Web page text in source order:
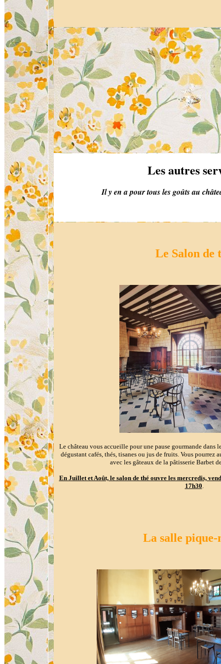
Les autres
Il y en a pour tous les goûts au
Le Salon de
Le château vous accueille pour une pause gourmande dans
dégustant cafés, thés, tisanes ou jus de fruits. Vous pourrez
avec les gâteaux de la pâtisserie Barbet
En Juillet et Août, le salon de thé ouvre les mercredis,
17h30
La salle pique-